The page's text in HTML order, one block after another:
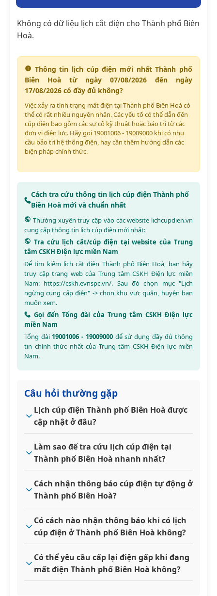
Không có dữ liệu lịch cắt điện cho Thành phố Biên
Hoà.
Thông tin lịch cúp điện mới nhất Thành phố
Biên Hoà từ ngày 07/08/2026 đến ngày
17/08/2026 có đầy đủ không?
Việc xảy ra tình trạng mất điện tại Thành phố Biên Hoà có
thể có rất nhiều nguyên nhân. Các yếu tố có thể dẫn đến
cúp điện bao gồm các sự cố kỹ thuật hoặc bảo trì từ các
đơn vị điện lực. Hãy gọi 19001006 - 19009000 khi có nhu
cầu bảo trì hệ thống điện, hay cần thêm hướng dẫn các
biện pháp chính thức.
Cách tra cứu thông tin lịch cúp điện Thành phố
Biên Hoà mới và chuẩn nhất
Thường xuyên truy cập vào các website lichcupdien.vn
cung cấp thông tin lịch cúp điện mới nhất:
Tra cứu lịch cắt/cúp điện tại website của Trung
tâm CSKH Điện lực miền Nam
Để tìm kiếm lịch cắt điện Thành phố Biên Hoà, bạn hãy
truy cập trang web của Trung tâm CSKH Điện lực miền
Nam: https://cskh.evnspc.vn/. Sau đó chọn mục "Lịch
ngừng cung cấp điện" -> chọn khu vực quận, huyện bạn
muốn xem.
Gọi đến Tổng đài của Trung tâm CSKH Điện lực
miền Nam
Tổng đài 19001006 - 19009000để sử dụng đầy đủ thông
tin chính thức nhất của Trung tâm CSKH Điện lực miền
Nam.
Câu hỏi thường gặp
Lịch cúp điện Thành phố Biên Hoà được
cập nhật ở đâu?
Làm sao để tra cứu lịch cúp điện tại
Thành phố Biên Hoà nhanh nhất?
Cách nhận thông báo cúp điện tự động ở
Thành phố Biên Hoà?
Có cách nào nhận thông báo khi có lịch
cúp điện ở Thành phố Biên Hoà không?
Có thể yêu cầu cấp lại điện gấp khi đang
mất điện Thành phố Biên Hoà không?